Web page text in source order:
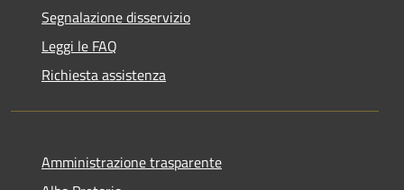
Segnalazione disservizio
Leggi le FAQ
Richiesta assistenza
Amministrazione trasparente